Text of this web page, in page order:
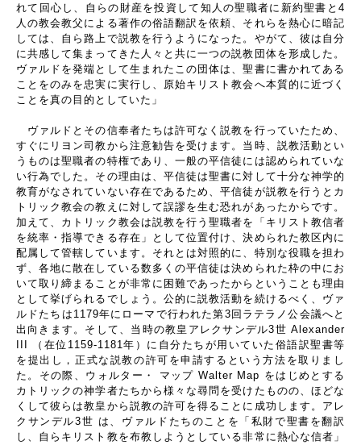
れて回心し、自らの財産を投資して知人の聖職者に新約聖書と4
人の教会教父による著作の俗語翻訳を依頼、それらを熱心に暗記
しては、自ら路上で説教を行うようになった。やがて、彼は自分
に共感して集まってきた人々と共に一つの説教団体を形成した。
ヴァルドを発端として生まれたこの団体は、聖書に書かれてある
ことをのみを忠実に実行し、原始キリスト教会へ本質的に近づく
ことを真の目的としていた」
ヴァルドとその信奉者たちは許可なく説教を行っていたため、
すぐにリヨン司教から注意勧告を受けます。当時、説教活動とい
うものは聖職者の特権であり、一般の平信徒には認められていな
い行為でした。その理由は、平信徒は聖書に対して十分な神学的
教育がなされていない存在であるため、平信徒が説教を行うとカ
トリック教会の教えに対して誤謬を生む恐れがあったからです。
加えて、カトリック教会は説教を行う聖職者を「キリスト教信者
を統率・指導できる存在」として位置付け、決められた教区内に
配属して管轄しています。それとは対照的に、特別な役職を担わ
ず、各地に散在している数多くの平信徒は決められた枠の中にお
いて取り締まることが非常に困難であったからということも理由
として挙げられるでしょう。公的に説教活動を続けるべく、ヴァ
ルドたちは1179年にローマで行われた第3回ラテラノ公会議へと
出向きます。そして、当時の教皇アレクサンデル3世 Alexander
III （在位1159-1181年）に自分たちが用いていた俗語訳聖書等
を提出し，正式な説教の許可を申請するという方法を取りまし
た。その際、ウォルター・ マップ Walter Map をはじめとする
カトリックの神学者たちから様々な尋問を受けたものの、ほどな
くして彼らは教皇から説教の許可を得ることに成功します。アレ
クサンデル3世 は、ヴァルドたちのことを「私財で聖書を翻訳
し、自らキリスト教を布教しようとしている非常に熱心な信者」